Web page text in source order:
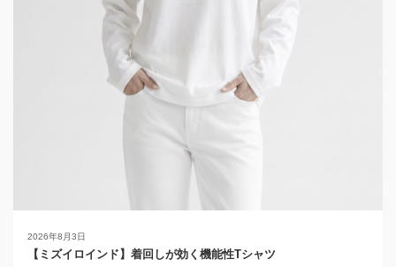
2026年8月3日
【ミズイロインド】着回しが効く機能性Tシャツ